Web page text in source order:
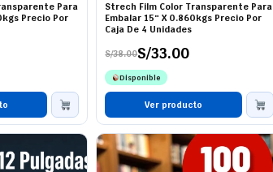
Para
Precio Por
Strech Film Color Transparente Para
Embalar 15″ X 0.860kgs Precio Por
Caja De 4 Unidades
S/38.00
El
precio
original
era:
S/38.00.
S/33.00
El
precio
actual
es:
S/33.00.
Disponible
Ver producto